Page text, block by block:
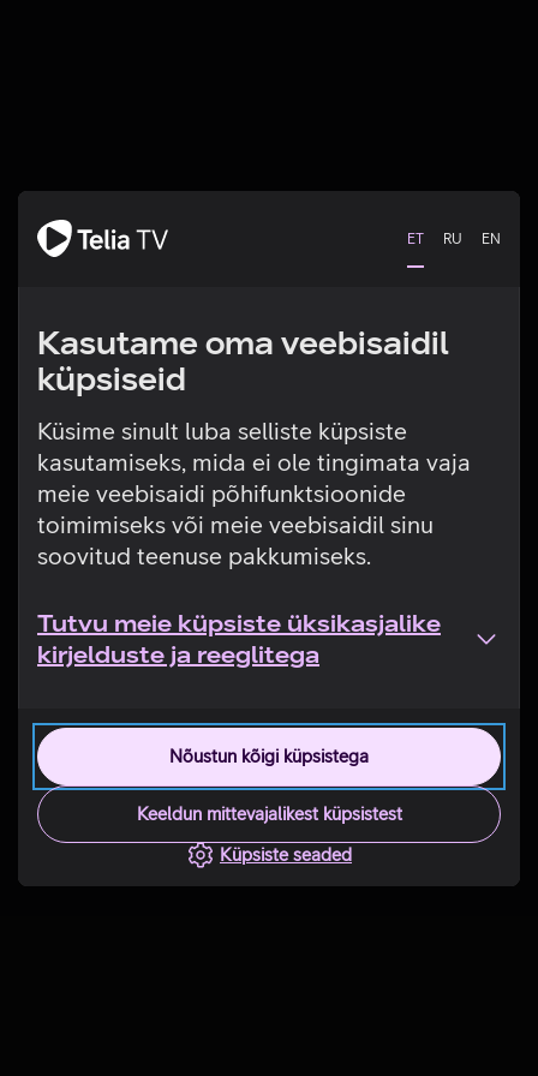
ET RU EN
Kasutame oma veebisaidil
küpsiseid
Küsime sinult luba selliste küpsiste
kasutamiseks, mida ei ole tingimata vaja
meie veebisaidi põhifunktsioonide
toimimiseks või meie veebisaidil sinu
soovitud teenuse pakkumiseks.
Tutvu meie küpsiste üksikasjalike
kirjelduste ja reeglitega
Nõustun kõigi küpsistega
Keeldun mittevajalikest küpsistest
Küpsiste seaded
Tehniline viga